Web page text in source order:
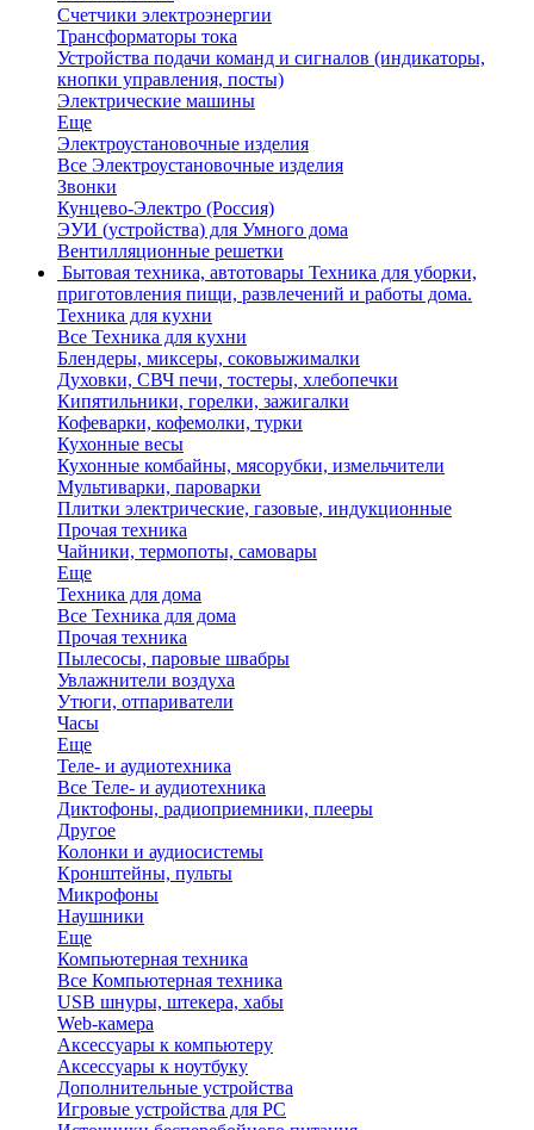
Счетчики электроэнергии
Трансформаторы тока
Устройства подачи команд и сигналов (индикаторы,
кнопки управления, посты)
Электрические машины
Еще
Электроустановочные изделия
Все Электроустановочные изделия
Звонки
Кунцево-Электро (Россия)
ЭУИ (устройства) для Умного дома
Вентилляционные решетки
Бытовая техника, автотовары Техника для уборки,
приготовления пищи, развлечений и работы дома.
Техника для кухни
Все Техника для кухни
Блендеры, миксеры, соковыжималки
Духовки, СВЧ печи, тостеры, хлебопечки
Кипятильники, горелки, зажигалки
Кофеварки, кофемолки, турки
Кухонные весы
Кухонные комбайны, мясорубки, измельчители
Мультиварки, пароварки
Плитки электрические, газовые, индукционные
Прочая техника
Чайники, термопоты, самовары
Еще
Техника для дома
Все Техника для дома
Прочая техника
Пылесосы, паровые швабры
Увлажнители воздуха
Утюги, отпариватели
Часы
Еще
Теле- и аудиотехника
Все Теле- и аудиотехника
Диктофоны, радиоприемники, плееры
Другое
Колонки и аудиосистемы
Кронштейны, пульты
Микрофоны
Наушники
Еще
Компьютерная техника
Все Компьютерная техника
USB шнуры, штекера, хабы
Web-камера
Аксессуары к компьютеру
Аксессуары к ноутбуку
Дополнительные устройства
Игровые устройства для PC